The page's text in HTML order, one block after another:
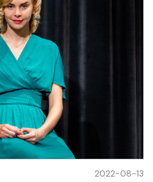
2022-08-13